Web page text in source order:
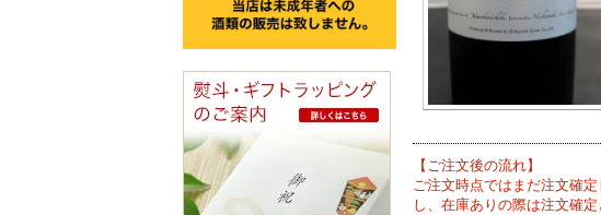
【ご注文後の流れ】
ご注文時点ではまだ注文確
し、在庫ありの際は注文確